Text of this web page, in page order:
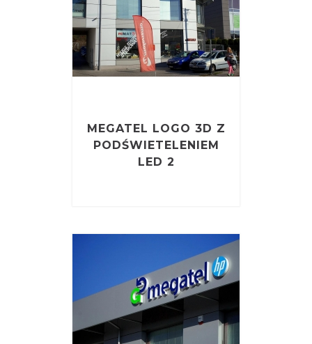
MEGATEL LOGO 3D Z
PODŚWIETELENIEM
LED 2